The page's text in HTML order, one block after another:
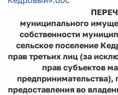
муниципального
собственности
сельское поселение
прав третьих лиц (за
прав субъектов
предпринимательства),
предоставления во